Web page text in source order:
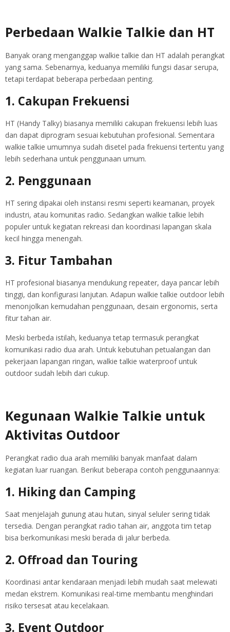
Perbedaan Walkie Talkie dan HT
Banyak orang menganggap walkie talkie dan HT adalah perangkat
yang sama. Sebenarnya, keduanya memiliki fungsi dasar serupa,
tetapi terdapat beberapa perbedaan penting.
1. Cakupan Frekuensi
HT (Handy Talky) biasanya memiliki cakupan frekuensi lebih luas
dan dapat diprogram sesuai kebutuhan profesional. Sementara
walkie talkie umumnya sudah disetel pada frekuensi tertentu yang
lebih sederhana untuk penggunaan umum.
2. Penggunaan
HT sering dipakai oleh instansi resmi seperti keamanan, proyek
industri, atau komunitas radio. Sedangkan walkie talkie lebih
populer untuk kegiatan rekreasi dan koordinasi lapangan skala
kecil hingga menengah.
3. Fitur Tambahan
HT profesional biasanya mendukung repeater, daya pancar lebih
tinggi, dan konfigurasi lanjutan. Adapun walkie talkie outdoor lebih
menonjolkan kemudahan penggunaan, desain ergonomis, serta
fitur tahan air.
Meski berbeda istilah, keduanya tetap termasuk perangkat
komunikasi radio dua arah. Untuk kebutuhan petualangan dan
pekerjaan lapangan ringan, walkie talkie waterproof untuk
outdoor sudah lebih dari cukup.
Kegunaan Walkie Talkie untuk
Aktivitas Outdoor
Perangkat radio dua arah memiliki banyak manfaat dalam
kegiatan luar ruangan. Berikut beberapa contoh penggunaannya:
1. Hiking dan Camping
Saat menjelajah gunung atau hutan, sinyal seluler sering tidak
tersedia. Dengan perangkat radio tahan air, anggota tim tetap
bisa berkomunikasi meski berada di jalur berbeda.
2. Offroad dan Touring
Koordinasi antar kendaraan menjadi lebih mudah saat melewati
medan ekstrem. Komunikasi real-time membantu menghindari
risiko tersesat atau kecelakaan.
3. Event Outdoor